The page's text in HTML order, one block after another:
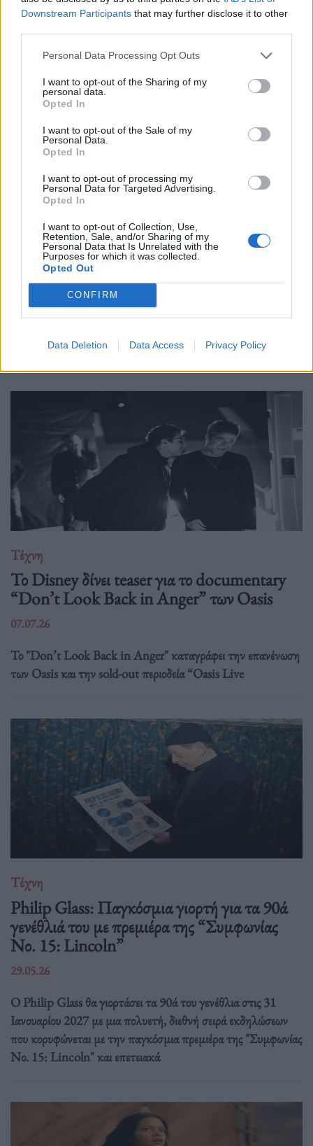
Downstream Participants that may further disclose it to other
Personal Data Processing Opt Outs
I want to opt-out of the Sharing of my
personal data.
Opted In
I want to opt-out of the Sale of my
Personal Data.
Opted In
I want to opt-out of processing my
Personal Data for Targeted Advertising.
Opted In
I want to opt-out of Collection, Use,
Retention, Sale, and/or Sharing of my
Personal Data that Is Unrelated with the
Purposes for which it was collected.
Opted Out
CONFIRM
Data Deletion Data Access Privacy Policy
Ακολουθήστε το OLAFAQ
Newsroom
Ετικέτες :Godzilla,Kong,Warner Bros., Ταινία,τέρατα
Δείτε επίσης
Τέχνη
Το Disney δίνει teaser για το documentary
“Don’t Look Back in Anger” των Oasis
07.07.26
Το "Don’t Look Back in Anger" καταγράφει την επανένωση
των Oasis και την sold-out περιοδεία “Oasis Live
Τέχνη
Philip Glass: Παγκόσμια γιορτή για τα 90ά
γενέθλιά του με πρεμιέρα της “Συμφωνίας
Νο. 15: Lincoln”
29.05.26
Ο Philip Glass θα γιορτάσει τα 90ά του γενέθλια στις 31
Ιανουαρίου 2027 με μια πολυετή, διεθνή σειρά εκδηλώσεων
που κορυφώνεται με την παγκόσμια πρεμιέρα της "Συμφωνίας
Νο. 15: Lincoln" και επετειακά